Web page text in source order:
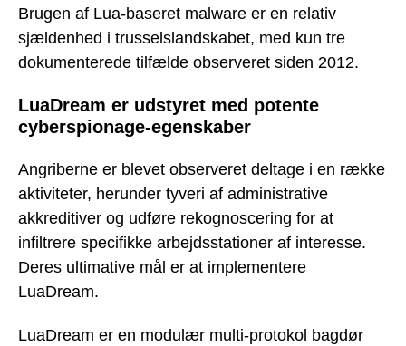
Brugen af Lua-baseret malware er en relativ
sjældenhed i trusselslandskabet, med kun tre
dokumenterede tilfælde observeret siden 2012.
LuaDream er udstyret med potente
cyberspionage-egenskaber
Angriberne er blevet observeret deltage i en række
aktiviteter, herunder tyveri af administrative
akkreditiver og udføre rekognoscering for at
infiltrere specifikke arbejdsstationer af interesse.
Deres ultimative mål er at implementere
LuaDream.
LuaDream er en modulær multi-protokol bagdør